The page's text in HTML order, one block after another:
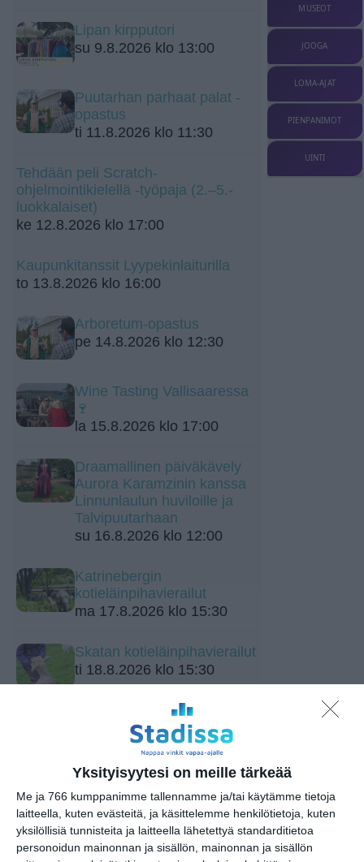
Yksityisyytesi on meille tärkeää
Me ja 766 kumppanimme tallennamme ja/tai käytämme tietoja
laitteella, kuten evästeitä, ja käsittelemme henkilötietoja, kuten
yksilöllisiä tunnisteita ja laitteella lähetettyä standarditietoa
personoidun mainonnan ja sisällön, mainonnan ja sisällön
Lipan kirpputori
su 9.8.2026 klo 13:00
Puutarhan parhaat palat -
opastus
ti 11.8.2026 klo 11:30
Tehdään peli Scratch-
ohjelmointikielellä -työpaja (2.–5.-
luokkalaiset)
ke 12.8.2026 klo 17:00
Kaupunkitanssit Lyypekinlaiturilla
to 13.8.2026 klo 16:00
Arboretum-opastus
pe 14.8.2026 klo 12:30
Wine Tasting Vallisaaressa
🍷
la 15.8.2026 klo 17:00
Draamallinen päiväkävely
Aurora Karamzinin kanssa
Linnunlaulun huviloille ja
Talvipuutarhaan
su 16.8.2026 klo 12:00
Katrinebergin
kotieläinpihavierailut
ma 17.8.2026 klo 15:30
Skatan kotieläinpihavierailut
ti 18.8.2026 klo 15:30
Elokuussa nautitaan
tunnelmallisista
MUSEOT
JOOGA
LOMA-AJAT
PIENPANIMOT
UINTI